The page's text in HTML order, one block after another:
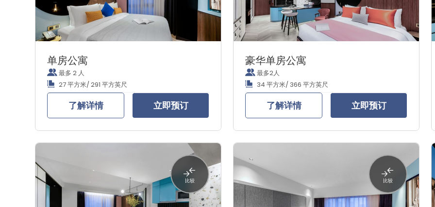
单房公寓
最多 2 人
27 平方米/ 291 平方英尺
了解详情 立即预订
豪华单房公寓
最多2人
34 平方米/ 366 平方英尺
了解详情 立即预订
比较 比较